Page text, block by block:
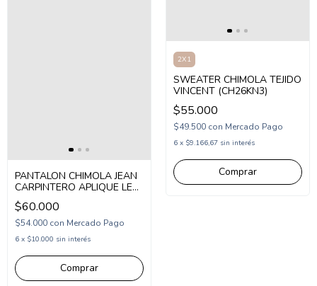
PANTALON CHIMOLA JEAN
CARPINTERO APLIQUE LEO
(CH26PAT41)
$60.000
$54.000 con Mercado Pago
6 x $10.000 sin interés
Comprar
2X1
SWEATER CHIMOLA TEJIDO
VINCENT (CH26KN3)
$55.000
$49.500 con Mercado Pago
6 x $9.166,67 sin interés
Comprar